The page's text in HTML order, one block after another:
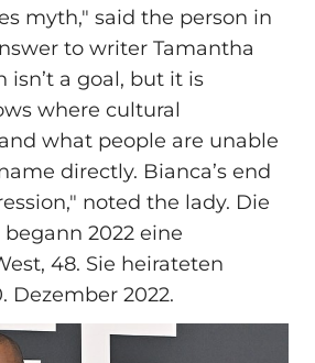
myth," said the person in
to writer Tamantha
isn’t a goal, but it is
where cultural
what people are unable
directly. Bianca’s end
noted the lady. Die
2022 eine
48. Sie heirateten
Dezember 2022.